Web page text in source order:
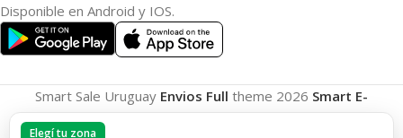
Elegí tu zona
Disponible en Android y IOS.
Smart Sale Uruguay Envios Full theme 2026 Smart E-
Commerce.